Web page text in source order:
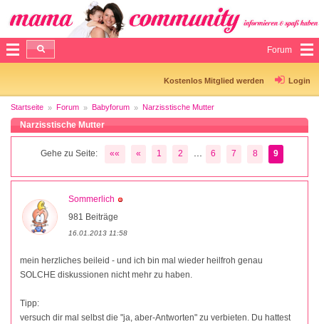
Forum
Kostenlos Mitglied werden Login
Startseite Forum Babyforum Narzisstische Mutter
Narzisstische Mutter
Gehe zu Seite: «« « 1 2 6 7 8 9
Sommerlich
981 Beiträge
16.01.2013 11:58
mein herzliches beileid - und ich bin mal wieder heilfroh genau
SOLCHE diskussionen nicht mehr zu haben.
Tipp:
versuch dir mal selbst die "ja, aber-Antworten" zu verbieten. Du hattest